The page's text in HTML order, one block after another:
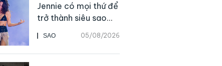
SAO 05/08/2026
Jennie có mọi thứ để
trở thành siêu sao
live